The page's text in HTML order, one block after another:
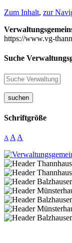
Zum Inhalt, zur
https://www.vg-
Suche
suchen
Schriftgröße
A A A